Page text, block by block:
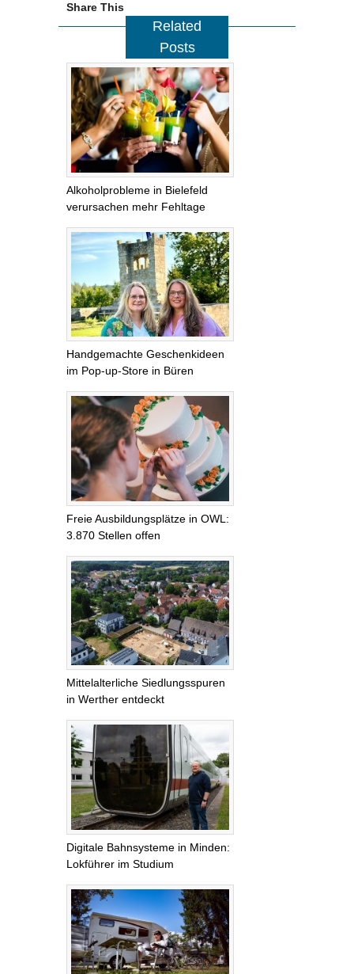
Share This
Related
Posts
Alkoholprobleme in Bielefeld
verursachen mehr Fehltage
Handgemachte Geschenkideen
im Pop-up-Store in Büren
Freie Ausbildungsplätze in OWL:
3.870 Stellen offen
Mittelalterliche Siedlungsspuren
in Werther entdeckt
Digitale Bahnsysteme in Minden:
Lokführer im Studium